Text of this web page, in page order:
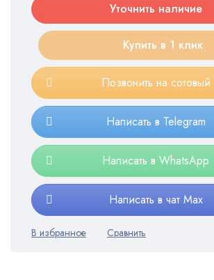
Уточнить наличие
Купить в 1 клик
Позвонить на сотовый
Написать в Telegram
Написать в WhatsApp
Написать в чат Max